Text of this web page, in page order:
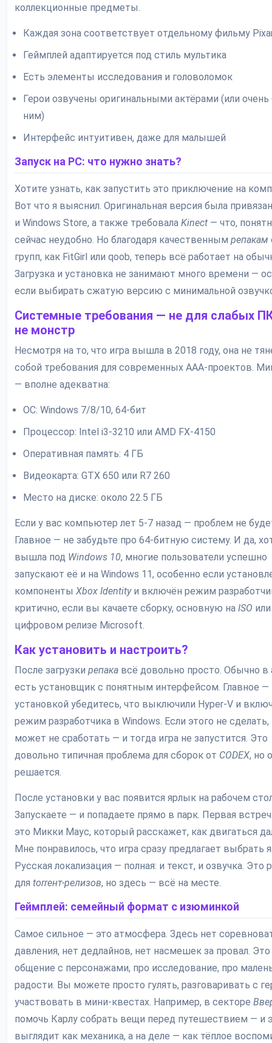
коллекционные предметы.
Каждая зона соответствует отдельному фильму
Геймплей адаптируется под стиль мультика
Есть элементы исследования и головоломок
Герои озвучены оригинальными актёрами (или очень
ним)
Интерфейс интуитивен, даже для малышей
Запуск на PC: что нужно знать?
Хотите узнать, как запустить это приключение на
Вот что я выяснил. Оригинальная версия была
и Windows Store, а также требовала Kinect — что,
сейчас неудобно. Но благодаря качественным репакам
групп, как FitGirl или qoob, теперь всё работает на
Загрузка и установка не занимают много времени —
если выбирать сжатую версию с минимальной
Системные требования — не для слабых
не монстр
Несмотря на то, что игра вышла в 2018 году, она не
собой требования для современных AAA-проектов.
— вполне адекватна:
ОС: Windows 7/8/10, 64-бит
Процессор: Intel i3-3210 или AMD FX-4150
Оперативная память: 4 ГБ
Видеокарта: GTX 650 или R7 260
Место на диске: около 22.5 ГБ
Если у вас компьютер лет 5-7 назад — проблем не
Главное — не забудьте про 64-битную систему. И да,
вышла под Windows 10, многие пользователи успешно
запускают её и на Windows 11, особенно если
компоненты Xbox Identityи включён режим
критично, если вы качаете сборку, основную на ISO или
цифровом релизе Microsoft.
Как установить и настроить?
После загрузки репака всё довольно просто. Обычно в
есть установщик с понятным интерфейсом. Главное —
установкой убедитесь, что выключили Hyper-V и
режим разработчика в Windows. Если этого не сделать,
может не сработать — и тогда игра не запустится. Это
довольно типичная проблема для сборок от CODEX, но
решается.
После установки у вас появится ярлык на рабочем
Запускаете — и попадаете прямо в парк. Первая
это Микки Маус, который расскажет, как двигаться
Мне понравилось, что игра сразу предлагает выбрать
Русская локализация — полная: и текст, и озвучка. Это
для torrент-релизов, но здесь — всё на месте.
Геймплей: семейный формат с изюминкой
Самое сильное — это атмосфера. Здесь нет
давления, нет дедлайнов, нет насмешек за провал. Это
общение с персонажами, про исследование, про
радости. Вы можете просто гулять, разговаривать с
участвовать в мини-квестах. Например, в секторе
помочь Карлу собрать вещи перед путешествием — и
выглядит как механика, а на деле — как тёплое